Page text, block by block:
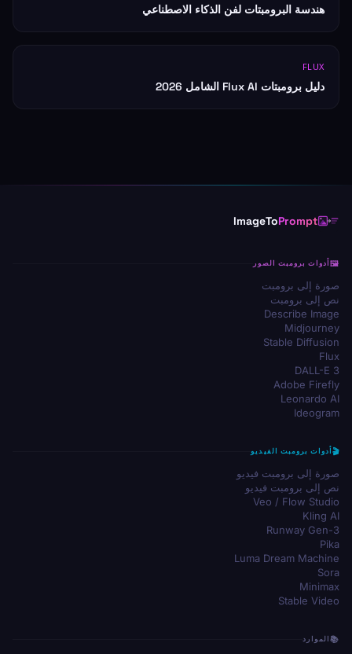
هندسة البرومبتات لفن الذكاء الاصطناعي
FLUX
دليل برومبتات Flux AI الشامل 2026
ImageToPrompt
أدوات برومبت الصور
صورة إلى برومبت
نص إلى برومبت
Describe Image
Midjourney
Stable Diffusion
Flux
DALL-E 3
Adobe Firefly
Leonardo AI
Ideogram
أدوات برومبت الفيديو
صورة إلى برومبت فيديو
نص إلى برومبت فيديو
Veo / Flow Studio
Kling AI
Runway Gen-3
Pika
Luma Dream Machine
Sora
Minimax
Stable Video
الموارد